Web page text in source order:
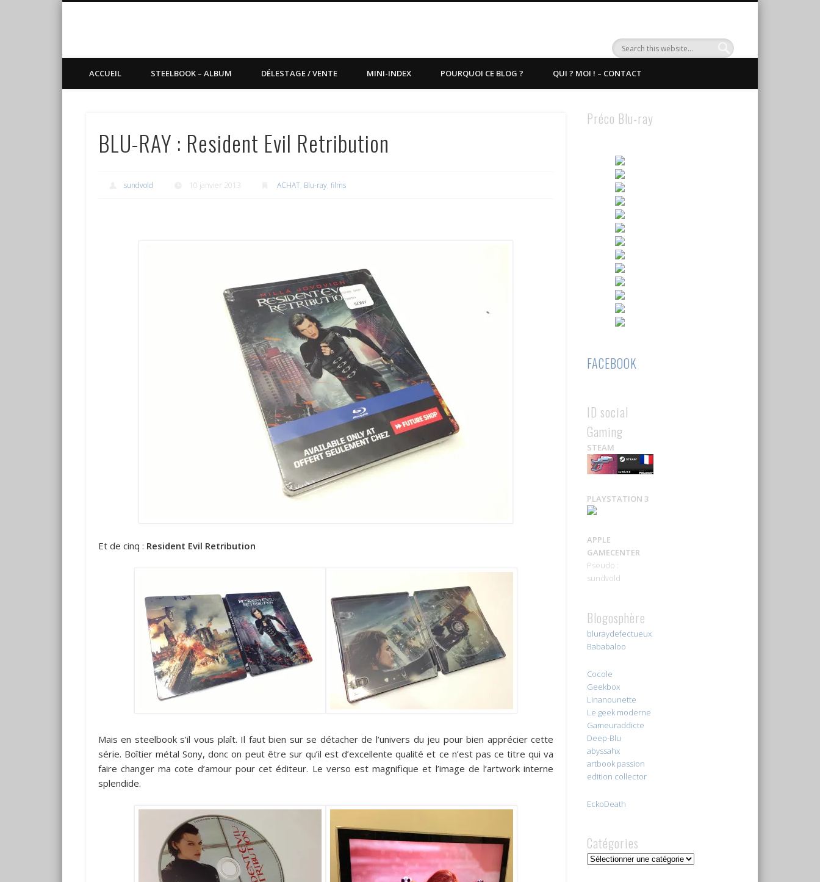
ACCUEIL STEELBOOK – ALBUM DÉLESTAGE / VENTE MINI-INDEX POURQUOI CE BLOG ? QUI ? MOI ! – CONTACT
BLU-RAY : Resident Evil Retribution
sundvold 10 janvier 2013 ACHAT, Blu-ray, films
Et de cinq : Resident Evil Retribution
Mais en steelbook s’il vous plaît. Il faut bien sur se détacher de l’univers du jeu pour bien apprécier cette
série. Boîtier métal Sony, donc on peut être sur qu’il est d’excellente qualité et ce n’est pas ce titre qui va
faire changer ma cote d’amour pour cet éditeur. Le verso est magnifique et l’image de l’artwork interne
splendide.
Préco Blu-ray
FACEBOOK
ID social
Gaming
STEAM
PLAYSTATION 3
APPLE
GAMECENTER
Pseudo :
sundvold
Blogosphère
bluraydefectueux
Bababaloo
Cocole
Geekbox
Linanounette
Le geek moderne
Gameuraddicte
Deep-Blu
abyssahx
artbook passion
edition collector
EckoDeath
Catégories
Catégories